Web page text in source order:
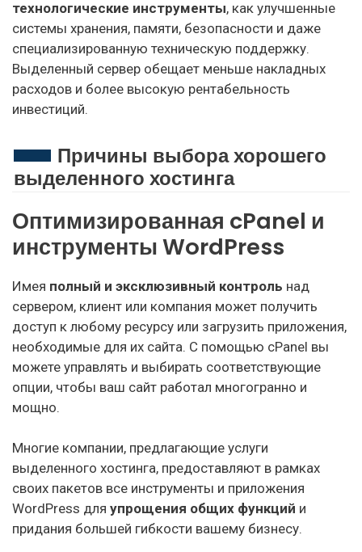
технологические инструменты, как улучшенные
системы хранения, памяти, безопасности и даже
специализированную техническую поддержку.
Выделенный сервер обещает меньше накладных
расходов и более высокую рентабельность
инвестиций.
Причины выбора хорошего
выделенного хостинга
Оптимизированная cPanel и
инструменты WordPress
Имея полный и эксклюзивный контроль над
сервером, клиент или компания может получить
доступ к любому ресурсу или загрузить приложения,
необходимые для их сайта. С помощью cPanel вы
можете управлять и выбирать соответствующие
опции, чтобы ваш сайт работал многогранно и
мощно.
Многие компании, предлагающие услуги
выделенного хостинга, предоставляют в рамках
своих пакетов все инструменты и приложения
WordPress для упрощения общих функций и
придания большей гибкости вашему бизнесу.